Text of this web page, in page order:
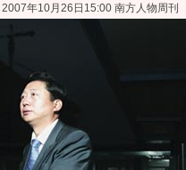
2007年10月26日15:00 南方人物周刊